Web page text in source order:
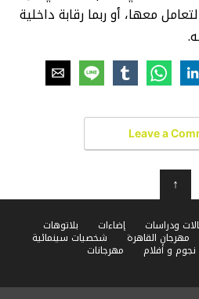
معها، أو ربما رقابة داخلية
Leave a
↑
ودراسات إضاءات بلاتوهات
مهرجان القاهرة شخصيات سينمائية
نجوم و أفلام مهرجانات